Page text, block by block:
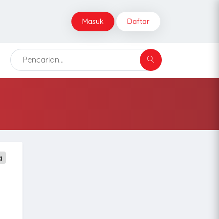
Masuk Daftar